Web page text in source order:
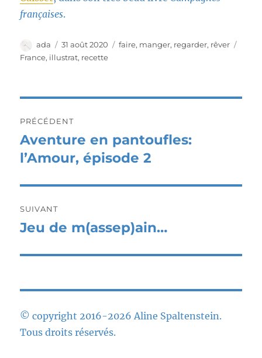
françaises.
Auteur
ada
Publié
le
31 août 2020 Catégories
faire, manger, regarder, rêver
France, illustrat, recette
de
l’article
PRÉCÉDENT
Publication
précédente :
Aventure en pantoufles:
l’Amour, épisode 2
SUIVANT
Publication
Jeu de m(assep)ain…
© copyright 2016-2026 Aline Spaltenstein.
Tous droits réservés.